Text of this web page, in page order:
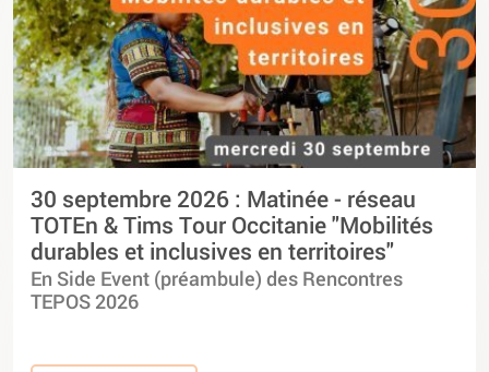
30 septembre 2026 : Matinée - réseau
TOTEn & Tims Tour Occitanie "Mobilités
durables et inclusives en territoires"
En Side Event (préambule) des Rencontres
TEPOS 2026